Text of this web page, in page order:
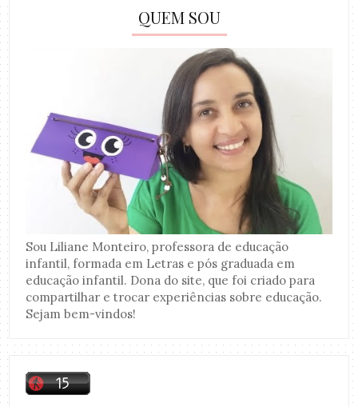
QUEM SOU
Sou Liliane Monteiro, professora de educação
infantil, formada em Letras e pós graduada em
educação infantil. Dona do site, que foi criado para
compartilhar e trocar experiências sobre educação.
Sejam bem-vindos!